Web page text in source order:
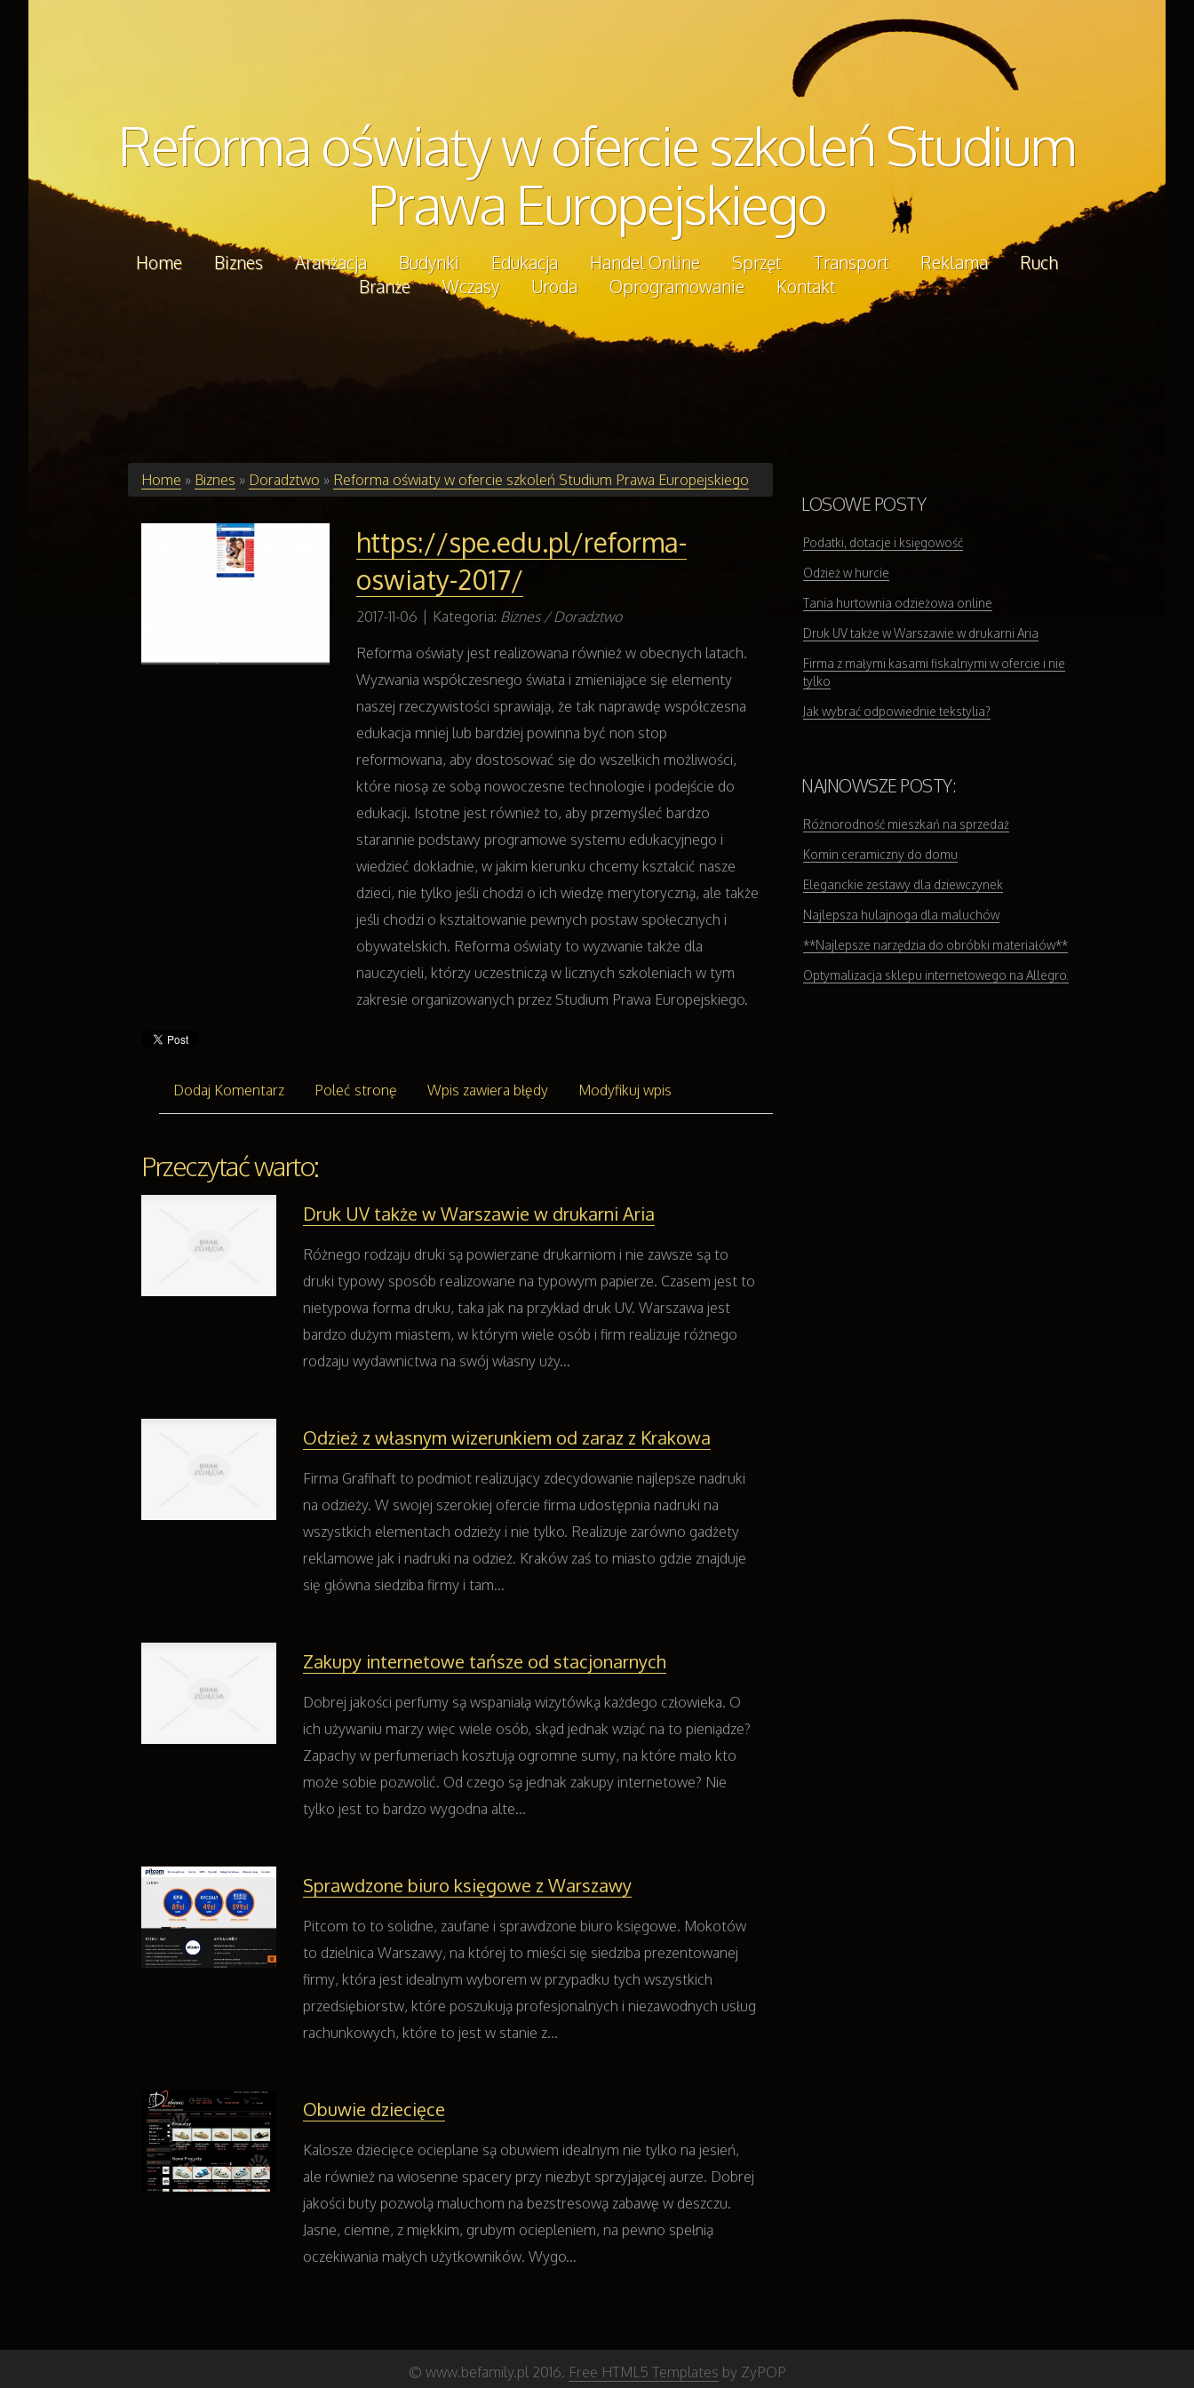
Reforma oświaty w ofercie szkoleń Studium
Prawa Europejskiego
Home Biznes Aranżacja Budynki Edukacja Handel Online Sprzęt Transport Reklama
Ruch
Branże
Wczasy Uroda Oprogramowanie Kontakt
Home » Biznes » Doradztwo » Reforma oświaty w ofercie szkoleń Studium Prawa Europejskiego
https://spe.edu.pl/reforma-
oswiaty-2017/
2017-11-06 Kategoria: Biznes / Doradztwo
Reforma oświaty jest realizowana również w obecnych latach.
Wyzwania współczesnego świata i zmieniające się elementy
naszej rzeczywistości sprawiają, że tak naprawdę współczesna
edukacja mniej lub bardziej powinna być non stop
reformowana, aby dostosować się do wszelkich możliwości,
które niosą ze sobą nowoczesne technologie i podejście do
edukacji. Istotne jest również to, aby przemyśleć bardzo
starannie podstawy programowe systemu edukacyjnego i
wiedzieć dokładnie, w jakim kierunku chcemy kształcić nasze
dzieci, nie tylko jeśli chodzi o ich wiedzę merytoryczną, ale także
jeśli chodzi o kształtowanie pewnych postaw społecznych i
obywatelskich. Reforma oświaty to wyzwanie także dla
nauczycieli, którzy uczestniczą w licznych szkoleniach w tym
zakresie organizowanych przez Studium Prawa Europejskiego.
Dodaj Komentarz Poleć stronę Wpis zawiera błędy Modyfikuj wpis
Przeczytać warto:
Druk UV także w Warszawie w drukarni Aria
Różnego rodzaju druki są powierzane drukarniom i nie zawsze są to
druki typowy sposób realizowane na typowym papierze. Czasem jest to
nietypowa forma druku, taka jak na przykład druk UV. Warszawa jest
bardzo dużym miastem, w którym wiele osób i firm realizuje różnego
rodzaju wydawnictwa na swój własny uży...
Odzież z własnym wizerunkiem od zaraz z Krakowa
Firma Grafihaft to podmiot realizujący zdecydowanie najlepsze nadruki
na odzieży. W swojej szerokiej ofercie firma udostępnia nadruki na
wszystkich elementach odzieży i nie tylko. Realizuje zarówno gadżety
reklamowe jak i nadruki na odzież. Kraków zaś to miasto gdzie znajduje
się główna siedziba firmy i tam...
Zakupy internetowe tańsze od stacjonarnych
Dobrej jakości perfumy są wspaniałą wizytówką każdego człowieka. O
ich używaniu marzy więc wiele osób, skąd jednak wziąć na to pieniądze?
Zapachy w perfumeriach kosztują ogromne sumy, na które mało kto
może sobie pozwolić. Od czego są jednak zakupy internetowe? Nie
tylko jest to bardzo wygodna alte...
Sprawdzone biuro księgowe z Warszawy
Pitcom to to solidne, zaufane i sprawdzone biuro księgowe. Mokotów
to dzielnica Warszawy, na której to mieści się siedziba prezentowanej
firmy, która jest idealnym wyborem w przypadku tych wszystkich
przedsiębiorstw, które poszukują profesjonalnych i niezawodnych usług
rachunkowych, które to jest w stanie z...
Obuwie dziecięce
Kalosze dziecięce ocieplane są obuwiem idealnym nie tylko na jesień,
ale również na wiosenne spacery przy niezbyt sprzyjającej aurze. Dobrej
jakości buty pozwolą maluchom na bezstresową zabawę w deszczu.
Jasne, ciemne, z miękkim, grubym ociepleniem, na pewno spełnią
oczekiwania małych użytkowników. Wygo...
LOSOWE POSTY
Podatki, dotacje i księgowość
Odzież w hurcie
Tania hurtownia odzieżowa online
Druk UV także w Warszawie w drukarni Aria
Firma z małymi kasami fiskalnymi w ofercie i nie
tylko
Jak wybrać odpowiednie tekstylia?
NAJNOWSZE POSTY:
Różnorodność mieszkań na sprzedaż
Komin ceramiczny do domu
Eleganckie zestawy dla dziewczynek
Najlepsza hulajnoga dla maluchów
**Najlepsze narzędzia do obróbki materiałów**
Optymalizacja sklepu internetowego na Allegro.
© www.befamily.pl 2016. Free HTML5 Templates by ZyPOP